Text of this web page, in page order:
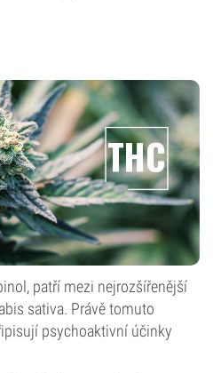
patří mezi nejrozšířenější
sativa. Právě tomuto
psychoaktivní účinky